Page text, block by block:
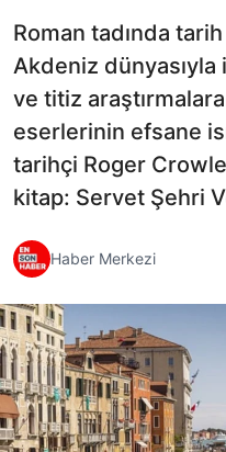
Roman tadında tarih
Akdeniz
ve titiz
eserlerinin efsane
tarihçi Roger
kitap: Servet Şehri
Haber Merkezi